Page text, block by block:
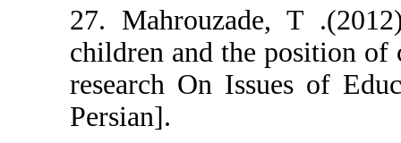
27.
children and
research On